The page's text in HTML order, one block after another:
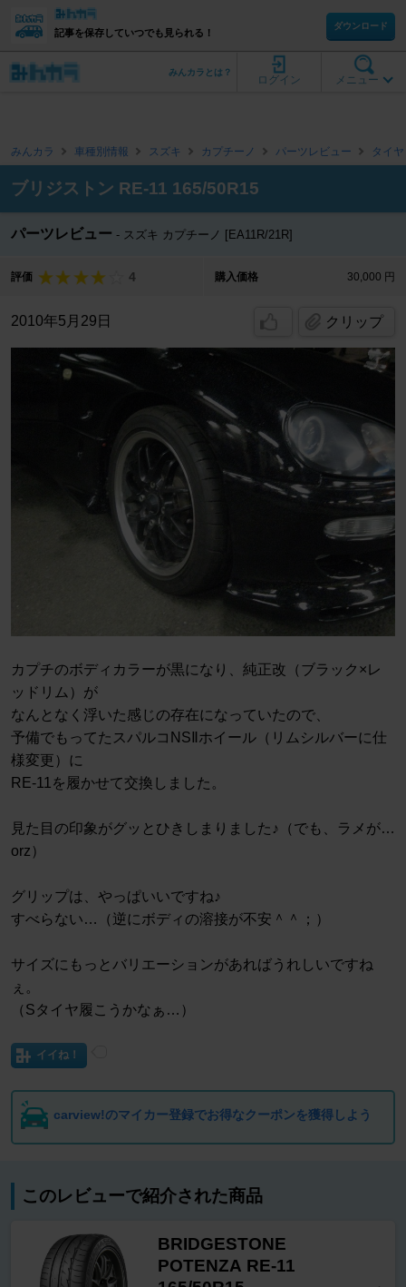
記事を保存していつでも見られる！
ダウンロード
メニュー
ログイン
みんカラとは？
みんカラ 車種別情報 スズキ カプチーノ パーツレビュー タイ
ブリジストン RE-11 165/50R15
パーツレビュー スズキ カプチーノ [EA11R/21R]
評価 4 購入価格 30,000 円
2010年5月29日 クリップ
カプチのボディカラーが黒になり、純正改（ブラック×レ
ッドリム）が
なんとなく浮いた感じの存在になっていたので、
予備でもってたスパルコNSⅡホイール（リムシルバーに仕
様変更）に
RE-11を履かせて交換しました。
見た目の印象がグッとひきしまりました♪（でも、ラメが…
orz）
グリップは、やっぱいいですね♪
すべらない…（逆にボディの溶接が不安＾＾；）
サイズにもっとバリエーションがあればうれしいですね
ぇ。
（Sタイヤ履こうかなぁ…）
イイね！
carview!のマイカー登録でお得なクーポンを獲得しよう
このレビューで紹介された商品
BRIDGESTONE
POTENZA RE-11